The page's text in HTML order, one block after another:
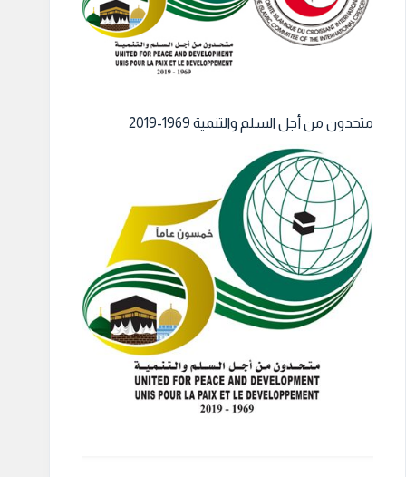
متحدون من أجل السلم والتنمية 1969-2019